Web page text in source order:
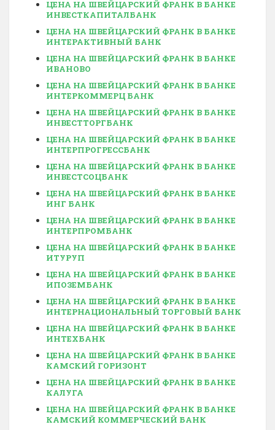
ЦЕНА НА ШВЕЙЦАРСКИЙ ФРАНК В БАНКЕ
ИНВЕСТКАПИТАЛБАНК
ЦЕНА НА ШВЕЙЦАРСКИЙ ФРАНК В БАНКЕ
ИНТЕРАКТИВНЫЙ БАНК
ЦЕНА НА ШВЕЙЦАРСКИЙ ФРАНК В БАНКЕ
ИВАНОВО
ЦЕНА НА ШВЕЙЦАРСКИЙ ФРАНК В БАНКЕ
ИНТЕРКОММЕРЦ БАНК
ЦЕНА НА ШВЕЙЦАРСКИЙ ФРАНК В БАНКЕ
ИНВЕСТТОРГБАНК
ЦЕНА НА ШВЕЙЦАРСКИЙ ФРАНК В БАНКЕ
ИНТЕРПРОГРЕССБАНК
ЦЕНА НА ШВЕЙЦАРСКИЙ ФРАНК В БАНКЕ
ИНВЕСТСОЦБАНК
ЦЕНА НА ШВЕЙЦАРСКИЙ ФРАНК В БАНКЕ
ИНГ БАНК
ЦЕНА НА ШВЕЙЦАРСКИЙ ФРАНК В БАНКЕ
ИНТЕРПРОМБАНК
ЦЕНА НА ШВЕЙЦАРСКИЙ ФРАНК В БАНКЕ
ИТУРУП
ЦЕНА НА ШВЕЙЦАРСКИЙ ФРАНК В БАНКЕ
ИПОЗЕМБАНК
ЦЕНА НА ШВЕЙЦАРСКИЙ ФРАНК В БАНКЕ
ИНТЕРНАЦИОНАЛЬНЫЙ ТОРГОВЫЙ БАНК
ЦЕНА НА ШВЕЙЦАРСКИЙ ФРАНК В БАНКЕ
ИНТЕХБАНК
ЦЕНА НА ШВЕЙЦАРСКИЙ ФРАНК В БАНКЕ
КАМСКИЙ ГОРИЗОНТ
ЦЕНА НА ШВЕЙЦАРСКИЙ ФРАНК В БАНКЕ
КАЛУГА
ЦЕНА НА ШВЕЙЦАРСКИЙ ФРАНК В БАНКЕ
КАМСКИЙ КОММЕРЧЕСКИЙ БАНК